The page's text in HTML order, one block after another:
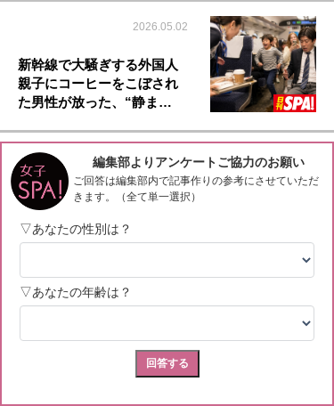
2026.05.02
新幹線で大騒ぎする外国人
親子にコーヒーをこぼされ
た男性が放った、“静ま…